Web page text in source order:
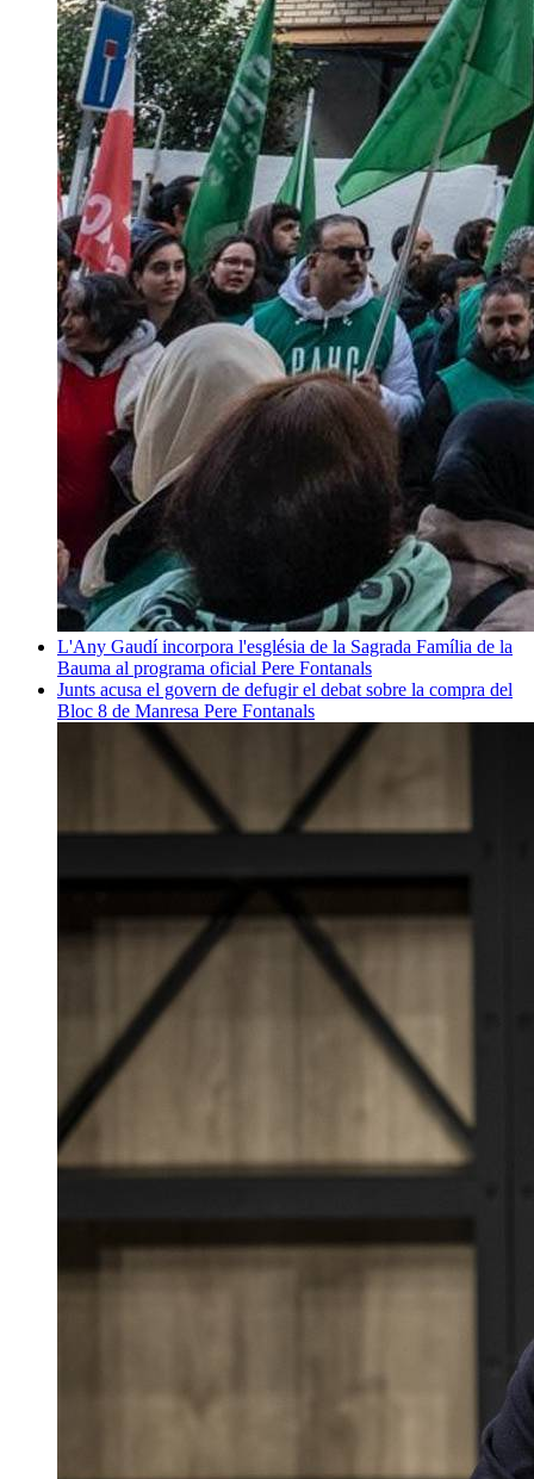
L'Any Gaudí incorpora l'església de la Sagrada Família de la
Bauma al programa oficial Pere Fontanals
Junts acusa el govern de defugir el debat sobre la compra del
Bloc 8 de Manresa Pere Fontanals